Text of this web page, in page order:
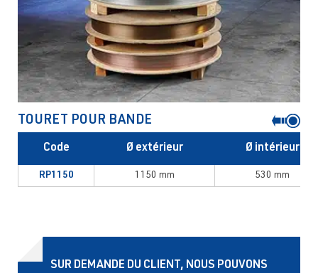
TOURET POUR BANDE
Code Ø extérieur Ø intérieur
RP1150 1150 mm 530 mm
SUR DEMANDE DU CLIENT, NOUS POUVONS